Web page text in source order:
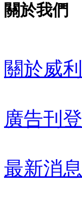
關於我們
關於威利
廣告刊登
最新消息